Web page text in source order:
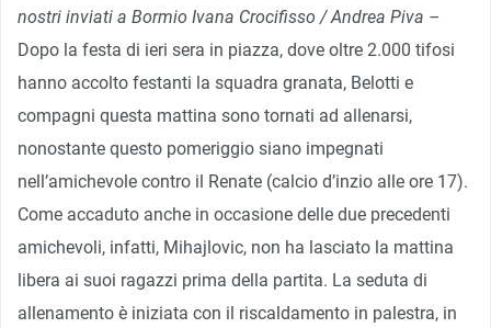
nostri inviati a Bormio Ivana Crocifisso / Andrea Piva –
Dopo la festa di ieri sera in piazza, dove oltre 2.000 tifosi
hanno accolto festanti la squadra granata, Belotti e
compagni questa mattina sono tornati ad allenarsi,
nonostante questo pomeriggio siano impegnati
nell’amichevole contro il Renate (calcio d’inzio alle ore 17).
Come accaduto anche in occasione delle due precedenti
amichevoli, infatti, Mihajlovic, non ha lasciato la mattina
libera ai suoi ragazzi prima della partita. La seduta di
allenamento è iniziata con il riscaldamento in palestra, in